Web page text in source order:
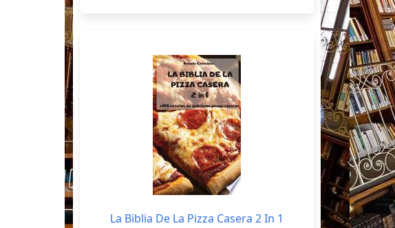
La Biblia De La Pizza Casera 2 In 1